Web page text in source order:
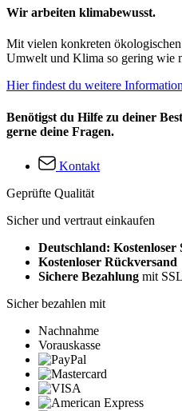
Wir arbeiten klimabewusst.
Mit vielen konkreten
Umwelt und Klima so gering wie
Hier findest du weitere
Benötigst du Hilfe zu deiner
gerne deine Fragen.
Kontakt
Geprüfte Qualität
Sicher und vertraut einkaufen
Deutschland: Kostenloser
Kostenloser Rückversand
Sichere Bezahlung mit
Sicher bezahlen mit
Nachnahme
Vorauskasse